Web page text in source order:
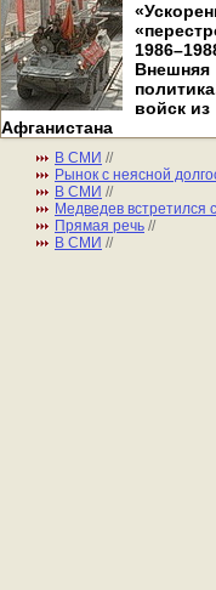
Внешняя
войск из
Афганистана
В СМИ //
Рынок с неясной
В СМИ //
Медведев встретился
Прямая речь //
В СМИ //